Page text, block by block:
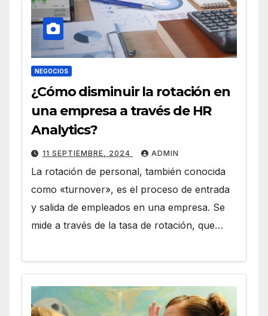
NEGOCIOS
¿Cómo disminuir la rotación en
una empresa a través de HR
Analytics?
11 SEPTIEMBRE, 2024 ADMIN
La rotación de personal, también conocida
como «turnover», es el proceso de entrada
y salida de empleados en una empresa. Se
mide a través de la tasa de rotación, que…